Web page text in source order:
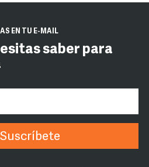
EN TU E-MAIL
saber para
Suscríbete